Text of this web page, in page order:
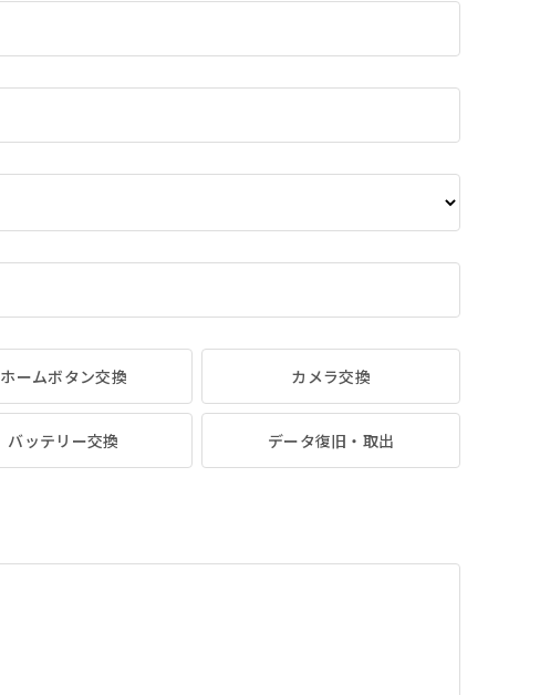
ホームボタン交換 カメラ交換
バッテリー交換 データ復旧・取出